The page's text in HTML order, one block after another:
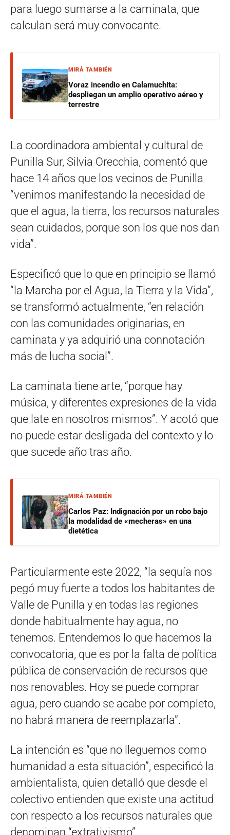
para luego sumarse a la caminata, que
calculan será muy convocante.
MIRÁ TAMBIÉN
Voraz incendio en Calamuchita:
despliegan un amplio operativo aéreo y
terrestre
La coordinadora ambiental y cultural de
Punilla Sur, Silvia Orecchia, comentó que
hace 14 años que los vecinos de Punilla
“venimos manifestando la necesidad de
que el agua, la tierra, los recursos naturales
sean cuidados, porque son los que nos dan
vida”.
Especificó que lo que en principio se llamó
“la Marcha por el Agua, la Tierra y la Vida”,
se transformó actualmente, “en relación
con las comunidades originarias, en
caminata y ya adquirió una connotación
más de lucha social”.
La caminata tiene arte, “porque hay
música, y diferentes expresiones de la vida
que late en nosotros mismos”. Y acotó que
no puede estar desligada del contexto y lo
que sucede año tras año.
MIRÁ TAMBIÉN
Carlos Paz: Indignación por un robo bajo
la modalidad de «mecheras» en una
dietética
Particularmente este 2022, “la sequía nos
pegó muy fuerte a todos los habitantes de
Valle de Punilla y en todas las regiones
donde habitualmente hay agua, no
tenemos. Entendemos lo que hacemos la
convocatoria, que es por la falta de política
pública de conservación de recursos que
nos renovables. Hoy se puede comprar
agua, pero cuando se acabe por completo,
no habrá manera de reemplazarla”.
La intención es “que no lleguemos como
humanidad a esta situación”, especificó la
ambientalista, quien detalló que desde el
colectivo entienden que existe una actitud
con respecto a los recursos naturales que
denominan “extrativismo”.